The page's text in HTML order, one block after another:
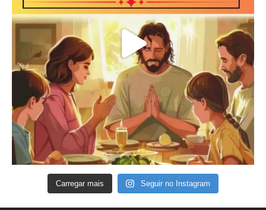
Carregar mais Seguir no Instagram